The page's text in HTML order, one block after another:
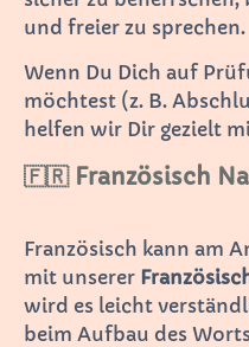
und freier zu sprechen.
Wenn Du Dich auf
möchtest (z. B.
helfen wir Dir gezielt
🇫🇷 Französisch
Französisch kann am
mit unserer
wird es leicht
beim Aufbau des